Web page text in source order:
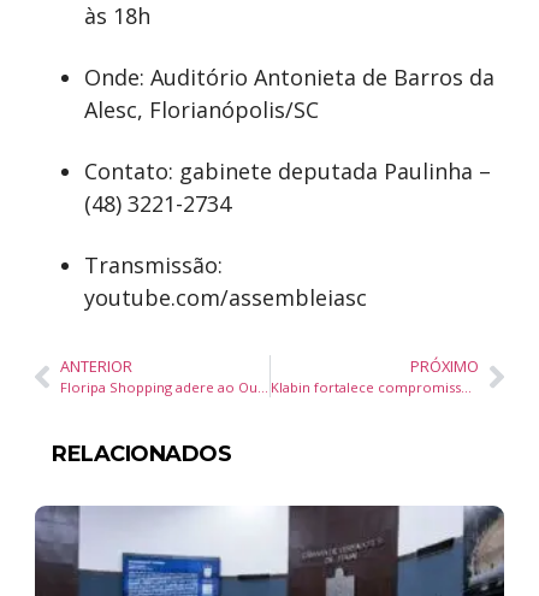
às 18h
Onde: Auditório Antonieta de Barros da
Alesc, Florianópolis/SC
Contato: gabinete deputada Paulinha –
(48) 3221-2734
Transmissão:
youtube.com/assembleiasc
ANTERIOR
Floripa Shopping adere ao Outubro Rosa com ações solidárias, culturais e de autocuidado em parceria com a AMUCC
PRÓXIMO
Klabin fortalece compromisso sustentável com doação de embalagens para a Marejada 2025 em Itajaí
RELACIONADOS